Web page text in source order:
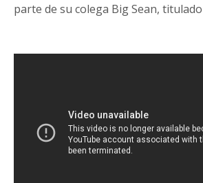
parte de su colega Big Sean, titulado